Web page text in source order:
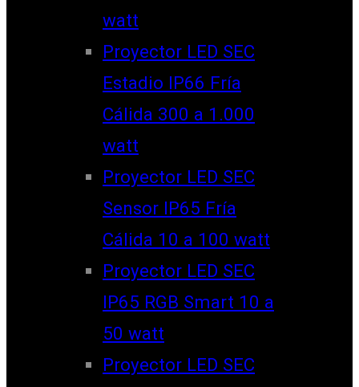
watt
Proyector LED SEC
Estadio IP66 Fría
Cálida 300 a 1.000
watt
Proyector LED SEC
Sensor IP65 Fría
Cálida 10 a 100 watt
Proyector LED SEC
IP65 RGB Smart 10 a
50 watt
Proyector LED SEC